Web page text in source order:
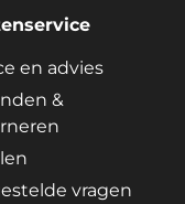
en advies
&
vragen